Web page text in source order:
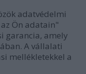
adatvédelmi
Ön adatain"
garancia, amely
A vállalati
mellékletekkel a